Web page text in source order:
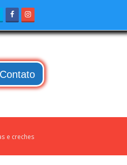
TwitterFacebook
Contato
e creches